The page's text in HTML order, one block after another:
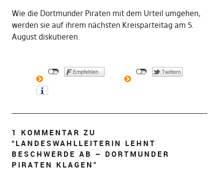
Wie die Dortmunder Piraten mit dem Urteil umgehen,
werden sie auf ihrem nächsten Kreisparteitag am 5.
August diskutieren.
1 KOMMENTAR ZU
“ LANDESWAHLLEITERIN LEHNT
BESCHWERDE AB – DORTMUNDER
PIRATEN KLAGEN ”